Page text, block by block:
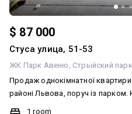
$ 87 000
Стуса улица, 51-53
ЖК Парк Авеню Стрыйский парк
Продаж однокімнатної
районі Львова, поруч із парком. Квартира розташована на 7
поверсі та має південно-
1 room